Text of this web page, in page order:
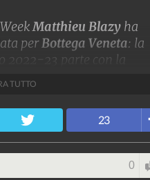
Matthieu Blazy ha
perBottega Veneta: la
2022-23 parte con la
intrecciati.
138.060 foto
TUTTO
23
0